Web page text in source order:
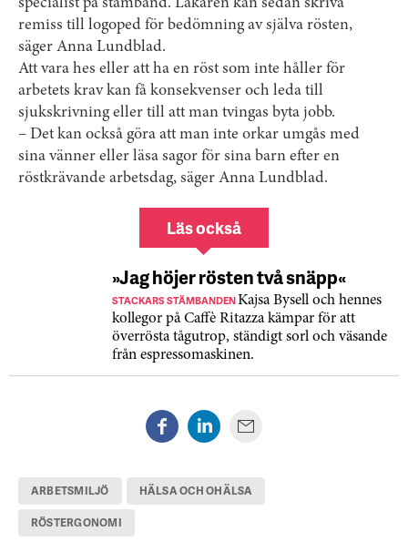
specialist på stämband. Läkaren kan sedan skriva
remiss till logoped för bedömning av själva rösten,
säger Anna Lundblad.
Att vara hes eller att ha en röst som inte håller för
arbetets krav kan få konsekvenser och leda till
sjukskrivning eller till att man tvingas byta jobb.
– Det kan också göra att man inte orkar umgås med
sina vänner eller läsa sagor för sina barn efter en
röstkrävande arbetsdag, säger Anna Lundblad.
Läs också
»Jag höjer rösten två snäpp«
STACKARS STÄMBANDENKajsa Bysell och hennes
kollegor på Caffè Ritazza kämpar för att
överrösta tågutrop, ständigt sorl och väsande
från espressomaskinen.
ARBETSMILJÖ HÄLSA OCH OHÄLSA
RÖSTERGONOMI